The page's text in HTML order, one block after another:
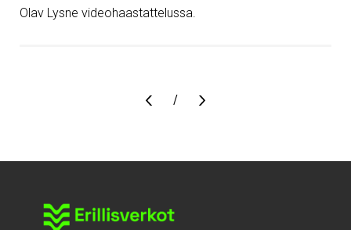
Olav Lysne videohaastattelussa.
Sivu
/